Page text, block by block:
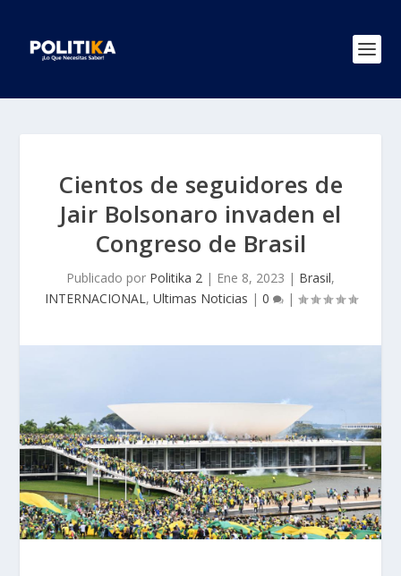
Cientos de seguidores de
Jair Bolsonaro invaden el
Congreso de Brasil
Publicado por Politika 2 | Ene 8, 2023 | Brasil,
INTERNACIONAL, Ultimas Noticias | 0 |